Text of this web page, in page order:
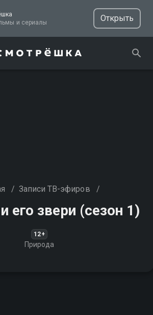
ТВ, фильмы и сериалы
Открыть
/ Записи ТВ-эфиров /
его звери (сезон 1)
12+
Природа